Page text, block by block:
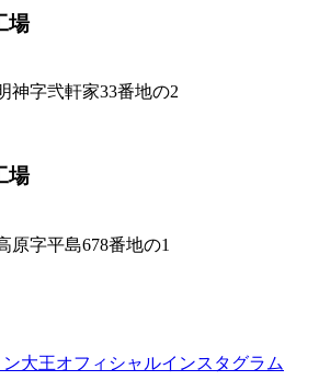
場
神字弐軒家33番地の2
場
原字平島678番地の1